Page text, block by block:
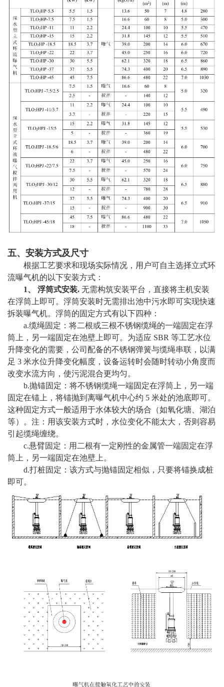
五、安装方式及尺寸
根据工艺要求和现场实际情况，用户可自主选择立式环
流曝气机的以下安装方式：
1、 浮筒式安装. 无需构筑安装平台，直接将主机安装
在浮筒上即可。浮筒安装时无需排出池中污水即可实现快速
拆装曝气机。浮筒的固定方式有以下四种：
a.缆绳固定：将二根或三根不锈钢缆绳的一端固定在浮
筒上，另一端固定在池壁上即可。为适应 SBR 等工艺水位
升降变化的需要，公司配备的不锈钢弹簧与缆绳串联，以满
足 3 米水位升降变化幅度，设备运转时会随时转动小角度而
改变水流方向，使污泥混合更均匀。
b.抛锚固定：将不锈钢缆绳一端固定在浮筒上，另一端
固定在锚上，将锚抛到离曝气机中心约 5 米处的池底即可。
这种固定方式一般适用于水体较大的场合（如氧化塘、湖泊
等）。注：用该安装方式时，水位变化不能太大，否则容易
引起缆绳缠绕。
c.悬臂固定：用二根有一定刚性的金属管一端固定在浮
筒上，另一端固定在池壁上。
d.打桩固定：该方式与抛锚固定相似，只要将锚换成桩
即可。